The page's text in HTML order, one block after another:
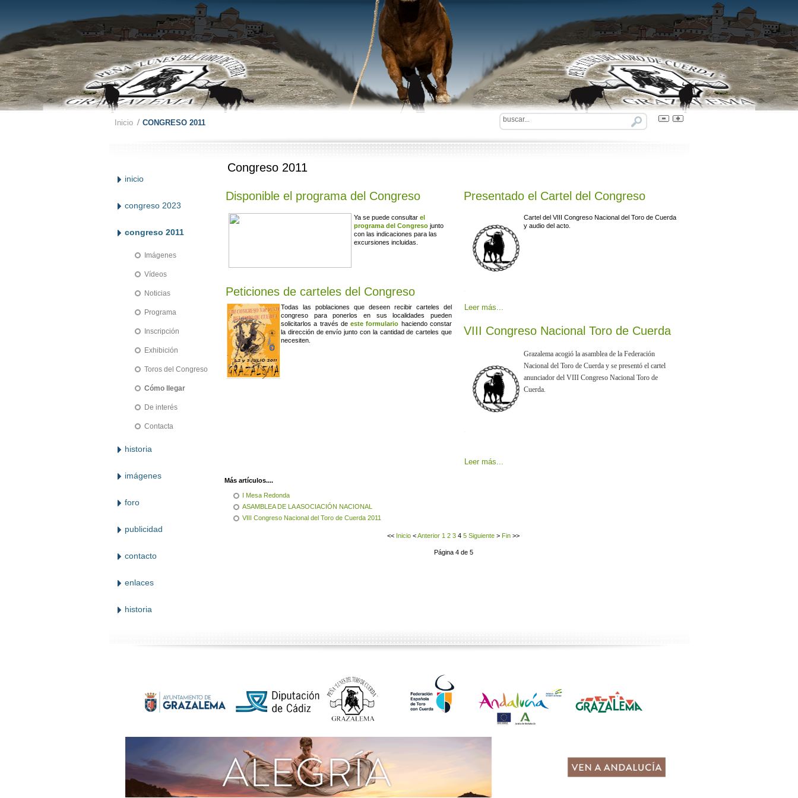
Inicio CONGRESO 2011
inicio
congreso 2023
congreso 2011
Imágenes
Vídeos
Noticias
Programa
Inscripción
Exhibición
Toros del Congreso
Cómo llegar
De interés
Contacta
historia
imágenes
foro
publicidad
contacto
enlaces
historia
Congreso 2011
Disponible el programa del Congreso
Ya se puede consultar el
programa del Congreso junto
con las indicaciones para las
excursiones incluidas.
Peticiones de carteles del Congreso
Todas las poblaciones que deseen recibir carteles del
congreso para ponerlos en sus localidades pueden
solicitarlos a través deeste formulario haciendo constar
la dirección de envío junto con la cantidad de carteles que
necesiten.
Presentado el Cartel del Congreso
Cartel del VIII Congreso Nacional del Toro de Cuerda
y audio del acto.
Leer más...
VIII Congreso Nacional Toro de Cuerda
Grazalema acogió la asamblea de la Federación
Nacional del Toro de Cuerda y se presentó el cartel
anunciador del VIII Congreso Nacional Toro de
Cuerda.
Leer más...
Más artículos....
I Mesa Redonda
ASAMBLEA DE LA ASOCIACIÓN NACIONAL
VIII Congreso Nacional del Toro de Cuerda 2011
<< Inicio <Anterior 1 2 3 4 5 Siguiente > Fin >>
Página 4 de 5